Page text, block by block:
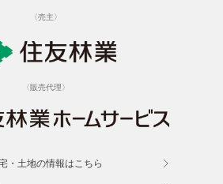
〈売主〉
〈販売代理〉
・土地の情報はこちら